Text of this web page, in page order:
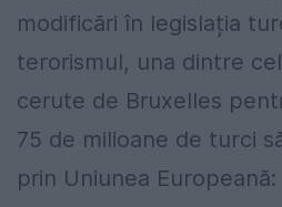
modificări în legislația
terorismul, una dintre
cerute de Bruxelles
75 de milioane de turci
prin Uniunea Europeană: